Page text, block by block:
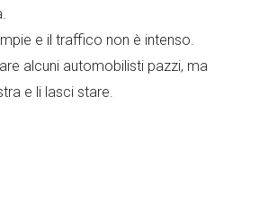
e il traffico non è intenso.
alcuni automobilisti pazzi, ma
e li lasci stare.